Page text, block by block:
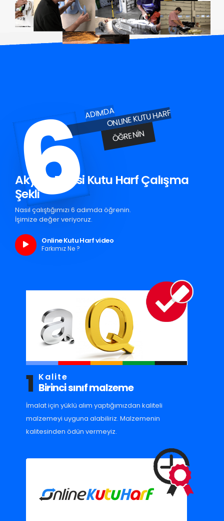
6ADIMDAONLINE KUTU HARF
ÖĞRENIN
Akyazı Pleksi Kutu Harf Çalışma
Şekli
Nasıl çalıştığımızı 6 adımda öğrenin.
İşimize değer veriyoruz.
Online Kutu Harf video
Farkımız Ne ?
1 Kalite
Birinci sınıf malzeme
İmalat için yüklü alım yaptığımızdan kaliteli
malzemeyi uyguna alabiliriz. Malzemenin
kalitesinden ödün vermeyiz.